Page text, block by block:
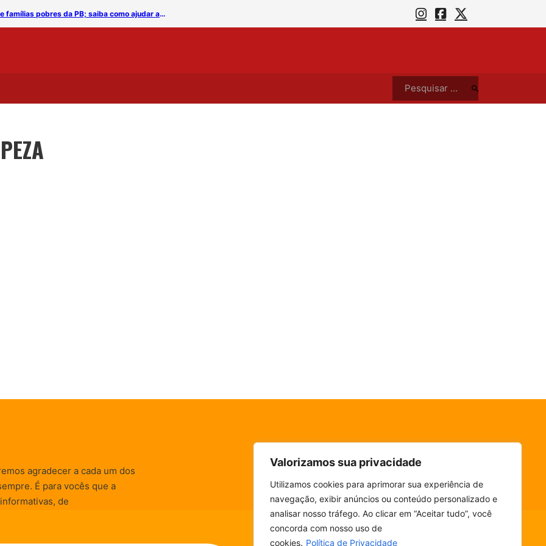
Valorizamos sua privacidade
Utilizamos cookies para aprimorar sua experiência de
navegação, exibir anúncios ou conteúdo personalizado e
analisar nosso tráfego. Ao clicar em “Aceitar tudo”, você
concorda com nosso uso de
cookies. Política de Privacidade
Campanha SOS Calamidades da LBV em prol de famílias pobres da PB; saiba como ajudar as famílias afetadas pelo coronavírus
Pesquisar ...
agradecer a cada um dos
É para vocês que a
de